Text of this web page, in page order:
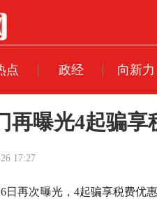
点 政经 向新力
再曝光4起骗享
17:27
日再次曝光，4起骗享税费优